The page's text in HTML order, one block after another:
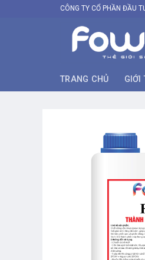
CÔNG TY CỔ PHẦN ĐẦU
TRANG CHỦ GIỚI